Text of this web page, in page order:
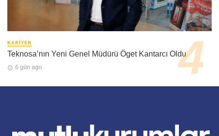
KARIYER
Teknosa’nın Yeni Genel Müdürü Öget Kantarcı Oldu
6 gün ago